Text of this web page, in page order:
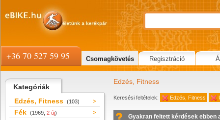
Kategóriák
Edzés, Fitness (103)
Fék (1969, 2 új)
Edzés, Fitness
Keresési feltételek: Edzés, Fitness
Gyakran feltett kérdések ebben
+36 70 527 59 95 Csomagkövetés Regisztráció